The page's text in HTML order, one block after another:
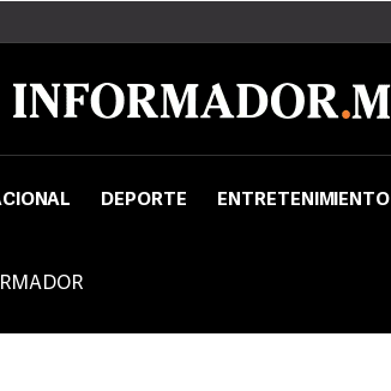
DEPORTE ENTRETENIMIENTO